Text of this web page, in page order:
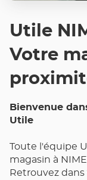
Utile
Votre
Bienvenue
Utile
Toute l'équipe
magasin à
Retrouvez